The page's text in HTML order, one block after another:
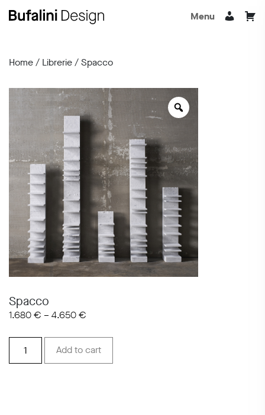
Menu
Home / Librerie / Spacco
Spacco
1.680 € – 4.650 €
quantity
Add to cart